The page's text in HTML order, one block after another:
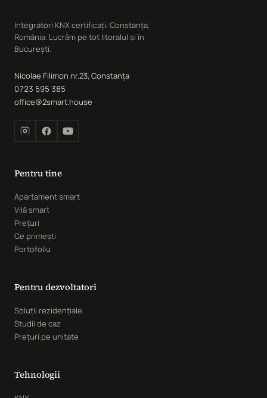
Integratori KNX certificați. Constanța,
România. Lucrăm pe tot litoralul și în
București.
Nicolae Filimon nr.23, Constanța
0723 595 385
office@2smart.house
Pentru tine
Apartament smart
Vilă smart
Prețuri
Ce primești
Portofoliu
Pentru dezvoltatori
Soluții rezidențiale
Studii de caz
Prețuri pe unitate
Tehnologii